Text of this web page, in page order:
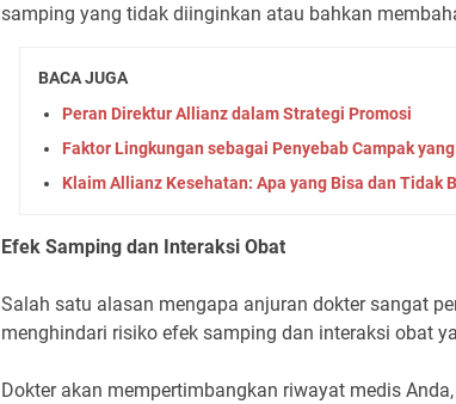
samping yang tidak diinginkan atau bahkan
BACA JUGA
Peran Direktur Allianz dalam Strategi Promosi
Faktor Lingkungan sebagai Penyebab Campak
Klaim Allianz Kesehatan: Apa yang Bisa dan Tidak
Efek Samping dan Interaksi Obat
Salah satu alasan mengapa anjuran dokter sangat
menghindari risiko efek samping dan interaksi obat
Dokter akan mempertimbangkan riwayat medis